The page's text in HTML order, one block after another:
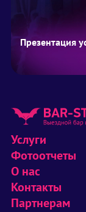
Презентация
Услуги
Фотоотчеты
О нас
Контакты
Партнерам